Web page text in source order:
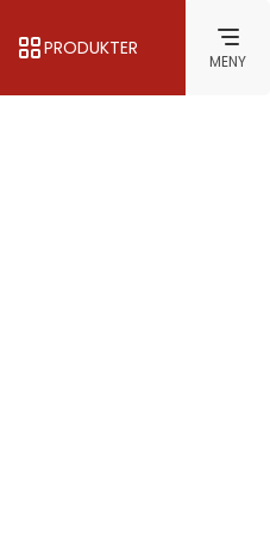
PRODUKTER
MENY